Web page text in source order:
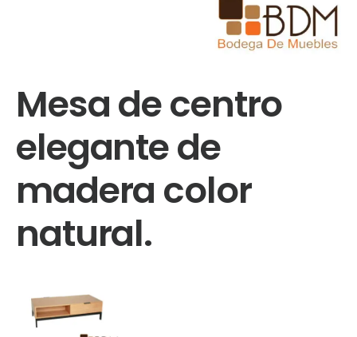
Mesa de centro
elegante de
madera color
natural.